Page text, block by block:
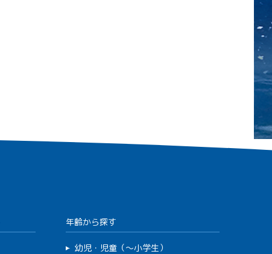
年齢から探す
幼児・児童（～小学生）